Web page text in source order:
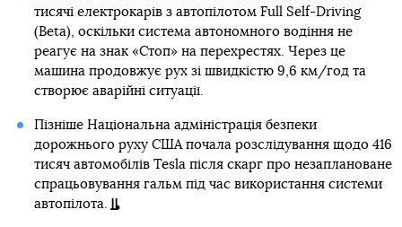
тисячі електрокарів з автопілотом Full Self-Driving
(Beta), оскільки система автономного водіння не
реагує на знак «Стоп» на перехрестях. Через це
машина продовжує рух зі швидкістю 9,6 км/год та
створює аварійні ситуації.
Пізніше Національна адміністрація безпеки
дорожнього руху США почала розслідування щодо 416
тисяч автомобілів Tesla після скарг про незаплановане
спрацьовування гальм під час використання системи
автопілота.